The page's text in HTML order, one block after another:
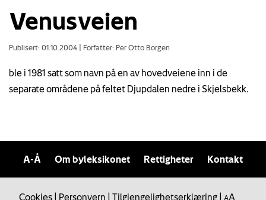
Venusveien
Publisert: 01.10.2004 Forfatter: Per Otto Borgen
ble i 1981 satt som navn på en av hovedveiene inn i de
separate områdene på feltet Djupdalen nedre i Skjelsbekk.
A-Å Om byleksikonet Rettigheter Kontakt
Cookies Personvern Tilgjengelighetserklæring AA